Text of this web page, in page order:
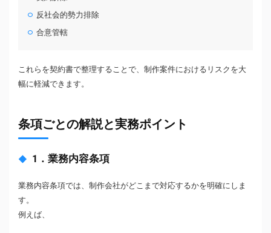
反社会的勢力排除
合意管轄
これらを契約書で整理することで、制作案件におけるリスクを大
幅に軽減できます。
条項ごとの解説と実務ポイント
1．業務内容条項
業務内容条項では、制作会社がどこまで対応するかを明確にしま
す。
例えば、